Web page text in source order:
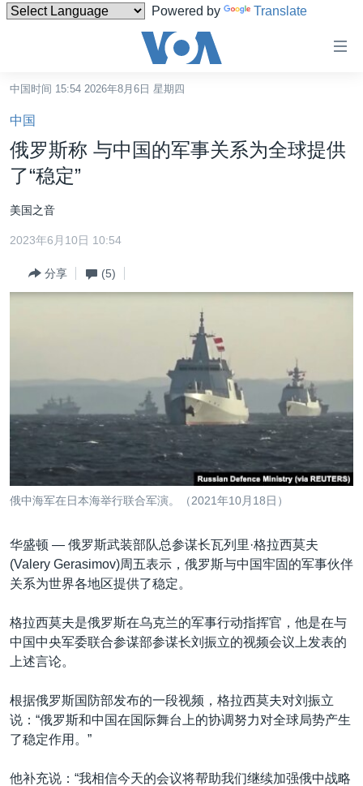
Powered by Translate
碍
链
接
内
容
到
检
中国
最新国际新闻
美洲
分类新闻
劳工
国会报道
美中关系
美国建国250周年
埃博拉疫情
重要讲话与声明
台海两岸关系
关注西藏
关注新疆
VOA今日焦点
中文广播
关注我们
其他语言网站
中国时间 15:54 2026年8月6日 星期四
中国
俄罗斯称 与中国的军事关系为全球提供
了“稳定”
美国之音
2023年6月10日 10:54
分享 (5)
俄中海军在日本海举行联合军演。（2021年10月18日）
华盛顿 — 俄罗斯武装部队总参谋长瓦列里·格拉西莫夫
(Valery Gerasimov)周五表示，俄罗斯与中国牢固的军事伙伴
关系为世界各地区提供了稳定。
格拉西莫夫是俄罗斯在乌克兰的军事行动指挥官，他是在与
中国中央军委联合参谋部参谋长刘振立的视频会议上发表的
上述言论。
根据俄罗斯国防部发布的一段视频，格拉西莫夫对刘振立
说：“俄罗斯和中国在国际舞台上的协调努力对全球局势产生
了稳定作用。”
他补充说：“我相信今天的会议将帮助我们继续加强俄中战略